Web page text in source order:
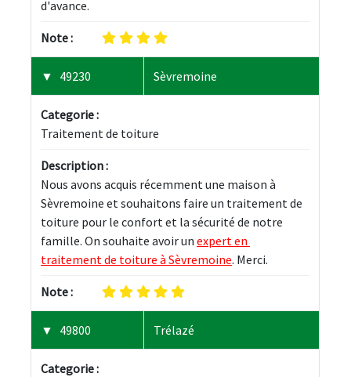
d'avance.
Note :
49230 Sèvremoine
Categorie :
Traitement de toiture
Description :
Nous avons acquis récemment une maison à
Sèvremoine et souhaitons faire un traitement de
toiture pour le confort et la sécurité de notre
famille. On souhaite avoir un expert en
traitement de toiture à Sèvremoine. Merci.
Note :
49800 Trélazé
Categorie :